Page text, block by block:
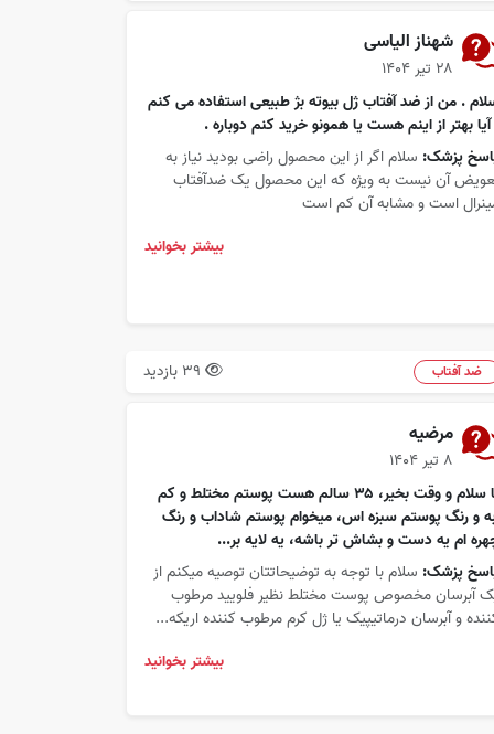
شهناز الیاسی
۲۸ تیر ۱۴۰۴
. من از ضد آفتاب ژل بیوته بژ طبیعی استفاده می کنم
بهتر از اینم هست یا همونو خرید کنم دوباره .
پزشک: سلام اگر از این محصول راضی بودید نیاز به
آن نیست به ویژه که این محصول یک ضدآفتاب
است و مشابه آن کم است
بیشتر بخوانید
ضد آفتاب
مرضیه
۸ تیر ۱۴۰۴
با سلام و وقت بخیر، ۳۵ سالم هست پوستم مختلط و کم
و رنگ پوستم سبزه اس، میخوام پوستم شاداب و رنگ
ام یه دست و بشاش تر باشه، یه لایه بر...
پزشک: سلام با توجه به توضیحاتتان توصیه میکنم از
آبرسان مخصوص پوست مختلط نظیر فلویید مرطوب
و آبرسان درماتیپیک یا ژل کرم مرطوب کننده اریکه...
بیشتر بخوانید